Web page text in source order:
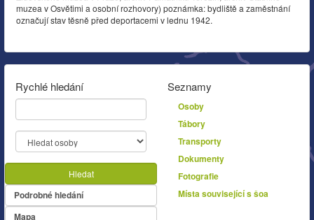
muzea v Osvětimi a osobní rozhovory) poznámka: bydliště a zaměstnání
označují stav těsně před deportacemi v lednu 1942.
Rychlé hledání
Hledat
Podrobné hledání
Mapa
Seznamy
Osoby
Tábory
Transporty
Dokumenty
Fotografie
Místa související s šoa